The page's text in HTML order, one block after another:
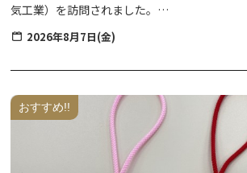
気工業）を訪問されました。
当時、天皇が民間企業を訪問されるのは初め
大任を果たした夜、会社・所員の祝賀の席で
れたのが、日光和楽踊り発祥の由来とされて
民が参加し、にぎやかなイベントとなってい
【和楽の里大抽選会】例年、和楽踊りの開催
里大抽選会」を開催いたします。参加には抽
2026年8月7日(金)
おすすめ!!